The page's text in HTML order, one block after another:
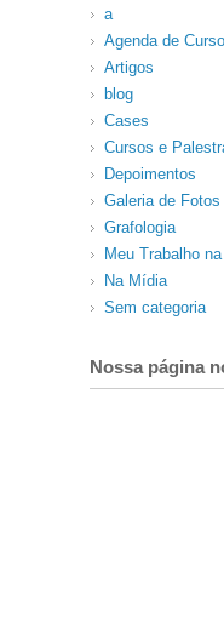
a
Agenda de
Artigos
blog
Cases
Cursos e
Depoimentos
Galeria de Fotos
Grafologia
Meu Trabalho
Na Mídia
Sem categoria
Nossa página